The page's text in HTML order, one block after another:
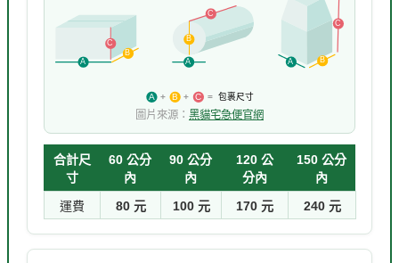
A
B
C
A
B
C
A B
C
A B C
+ + = 包裹尺寸
圖片來源： 黑貓宅急便官網
合計尺
寸
60 公分
內
90 公分
內
120 公
分內
150 公分
內
運費
80 元 100 元 170 元 240 元